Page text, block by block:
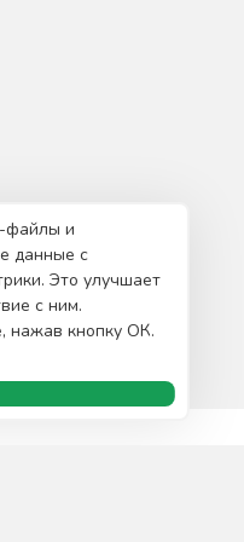
файлы и
данные с
Это улучшает
с ним.
нажав кнопку ОК.